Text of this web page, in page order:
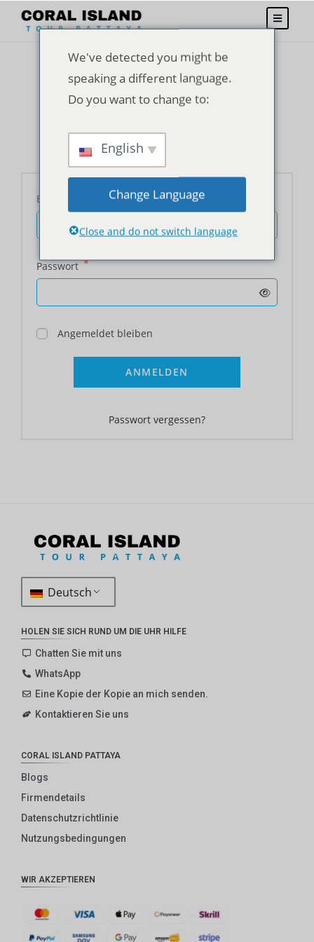
Anmeldung
Benutzername oder E-Mail-Adresse
Passwort*
Angemeldet bleiben
ANMELDEN
Passwort vergessen?
Deutsch
HOLEN SIE SICH RUND UM DIE UHR HILFE
Chatten Sie mit uns
WhatsApp
Eine Kopie der Kopie an mich senden.
Kontaktieren Sie uns
CORAL ISLAND PATTAYA
Blogs
Firmendetails
Datenschutzrichtlinie
Nutzungsbedingungen
WIR AKZEPTIEREN
We've detected you might be
speaking a different language.
Do you want to change to:
English
Change Language
Close and do not switch language